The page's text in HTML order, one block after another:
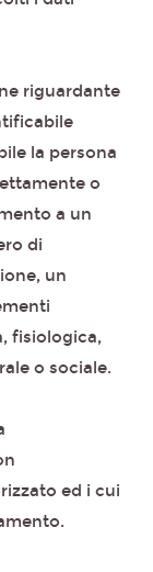
riguardante
la persona
o
a un
di
un
fisiologica,
o sociale.
ed i cui